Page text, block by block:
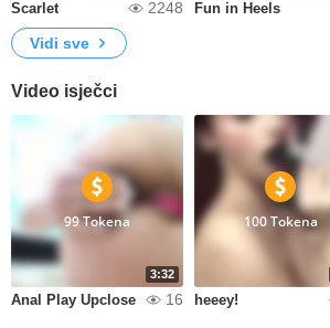
Scarlet 2248 Fun in Heels
Vidi sve
Video isječci
3:32
99 Tokena
Anal Play Upclose 16
100 Tokena
heeey!